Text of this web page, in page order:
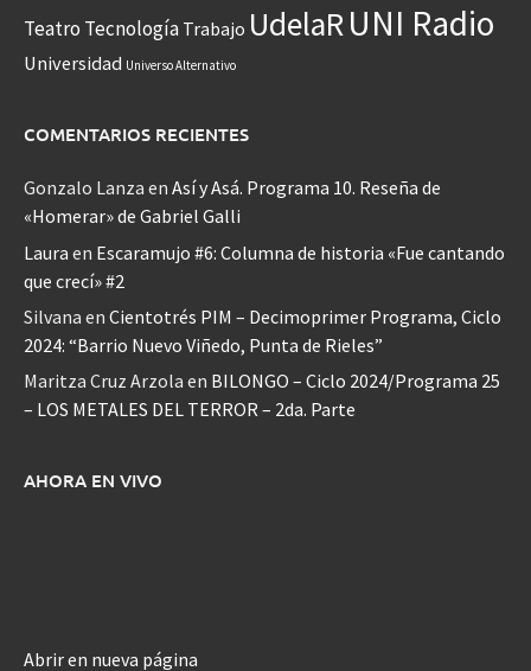
Teatro Tecnología Trabajo UdelaRUNI Radio
Universidad Universo Alternativo
COMENTARIOS RECIENTES
Gonzalo Lanza en Así y Asá. Programa 10. Reseña de
«Homerar» de Gabriel Galli
Laura en Escaramujo #6: Columna de historia «Fue cantando
que crecí» #2
Silvana en Cientotrés PIM – Decimoprimer Programa, Ciclo
2024: “Barrio Nuevo Viñedo, Punta de Rieles”
Maritza Cruz Arzola en BILONGO – Ciclo 2024/Programa 25
– LOS METALES DEL TERROR – 2da. Parte
AHORA EN VIVO
Abrir en nueva página